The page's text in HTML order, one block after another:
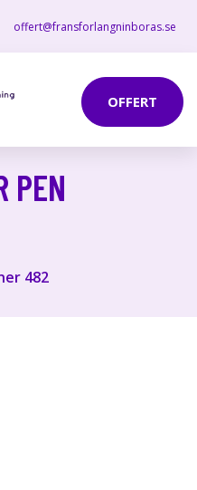
offert@fransforlangninboras.se
OFFERT
PEN
482